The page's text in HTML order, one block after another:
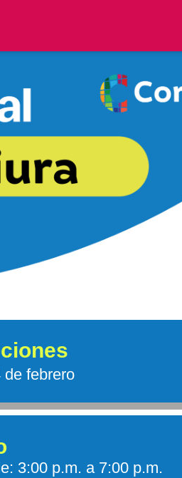
de febrero
3:00 p.m. a 7:00 p.m.